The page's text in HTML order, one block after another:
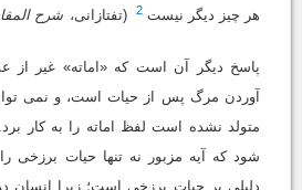
هر چیز دیگر نیست 2 (تفتازانى، شرح
پاسخ دیگر آن است که «اماته» غیر از
آوردن مرگ پس از حیات است، و نمى توان
متولد نشده است لفظ اماته را به کار
شود که آیه مزبور نه تنها حیات برزخى
دلیلى بر حیات برزخى است؛ زیرا انسان